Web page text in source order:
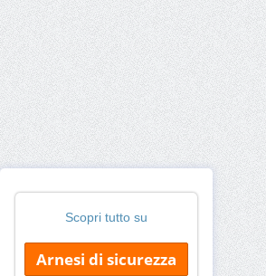
Scopri tutto su
Arnesi di sicurezza